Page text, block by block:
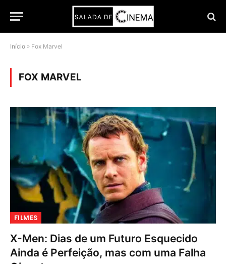
Início » Fox Marvel
FOX MARVEL
FILMES
X-Men: Dias de um Futuro Esquecido
Ainda é Perfeição, mas com uma Falha